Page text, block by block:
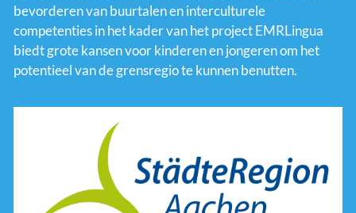
bevorderen van buurtalen en interculturele
competenties in het kader van het project EMRLingua
biedt grote kansen voor kinderen en jongeren om het
potentieel van de grensregio te kunnen benutten.